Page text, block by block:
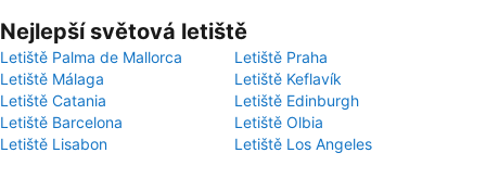
Nejlepší světová letiště
Letiště Palma de Mallorca
Letiště Praha
Letiště Málaga
Letiště Keflavík
Letiště Catania
Letiště Edinburgh
Letiště Barcelona
Letiště Olbia
Letiště Lisabon
Letiště Los Angeles